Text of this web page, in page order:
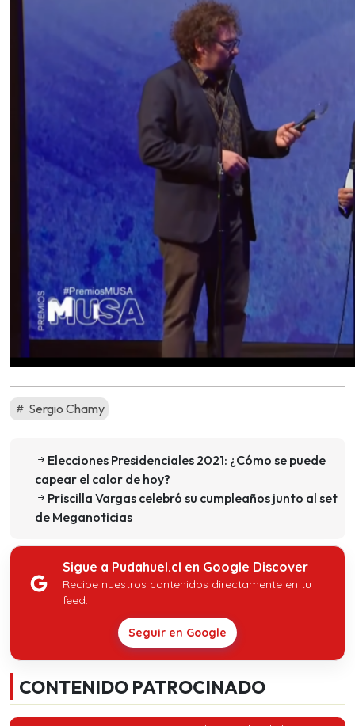
Sergio Chamy
Elecciones Presidenciales 2021: ¿Cómo se puede
capear el calor de hoy?
Priscilla Vargas celebró su cumpleaños junto al set
de Meganoticias
Sigue a Pudahuel.cl en Google Discover
Recibe nuestros contenidos directamente en tu
feed.
Seguir en Google
CONTENIDO PATROCINADO